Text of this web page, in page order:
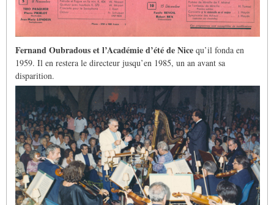
Fernand Oubradous et l’Académie d’été de Nice qu’il fonda en
1959. Il en restera le directeur jusqu’en 1985, un an avant sa
disparition.